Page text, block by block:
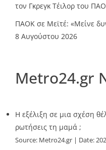
τον Γκρεγκ Τέιλορ του
ΠΑΟΚ σε Μεϊτέ: «Μείνε
8 Αυγούστου 2026
Metro24.gr
Η εξέλιξη σε μια σχέση
ρωτήσεις τη μαμά ;
Source: Metro24.gr Date: